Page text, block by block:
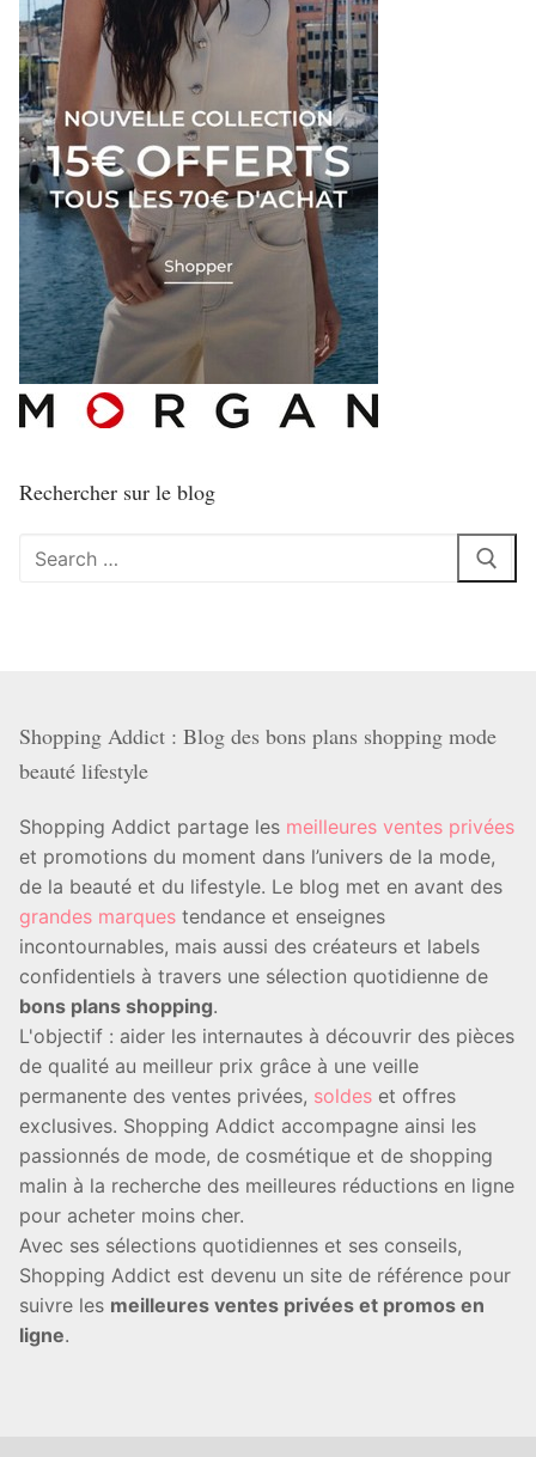
Rechercher sur le blog
Rechercher
Shopping Addict : Blog des bons plans shopping mode
beauté lifestyle
Shopping Addict partage les meilleures ventes privées
et promotions du moment dans l’univers de la mode,
de la beauté et du lifestyle. Le blog met en avant des
grandes marques tendance et enseignes
incontournables, mais aussi des créateurs et labels
confidentiels à travers une sélection quotidienne de
bons plans shopping.
L'objectif : aider les internautes à découvrir des pièces
de qualité au meilleur prix grâce à une veille
permanente des ventes privées, soldes et offres
exclusives. Shopping Addict accompagne ainsi les
passionnés de mode, de cosmétique et de shopping
malin à la recherche des meilleures réductions en ligne
pour acheter moins cher.
Avec ses sélections quotidiennes et ses conseils,
Shopping Addict est devenu un site de référence pour
suivre les meilleures ventes privées et promos en
ligne.